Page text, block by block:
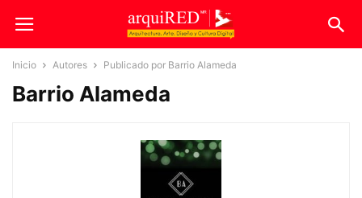
Inicio Autores Publicado por Barrio Alameda
Barrio Alameda